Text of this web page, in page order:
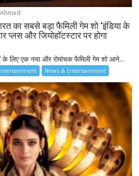
का सबसे बड़ा फैमिली गेम शो ‘इंडिया के
प्लस और जियोहॉटस्टार पर होगा
के लिए एक नया और रोमांचक फैमिली गेम शो आने...
News & Entertainment